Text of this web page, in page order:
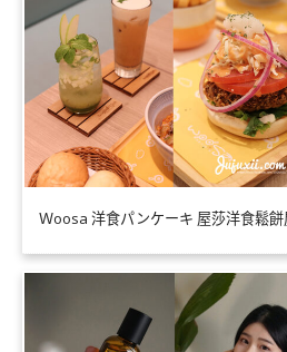
Ｗoosa 洋食パンケーキ 屋莎洋食鬆